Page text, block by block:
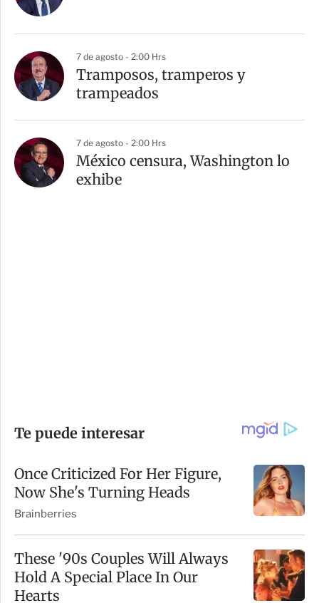
7 de agosto - 2:00 Hrs
Tramposos, tramperos y
trampeados
7 de agosto - 2:00 Hrs
México censura, Washington lo
exhibe